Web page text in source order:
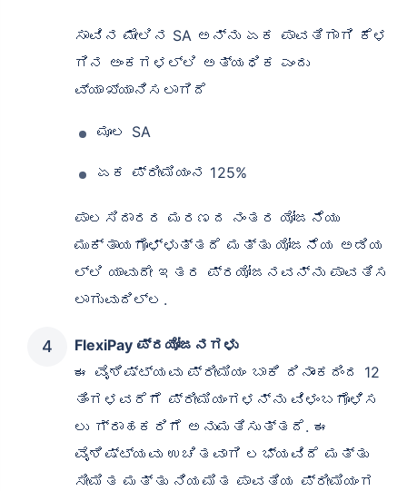
ಸಾವಿನ ಮೇಲಿನ SA ಅನ್ನು ಏಕ ಪಾವತಿಗಾಗಿ ಕೆಳ
ಗಿನ ಅಂಕಗಳಲ್ಲಿ ಅತ್ಯಧಿಕ ಎಂದು
ವ್ಯಾಖ್ಯಾನಿಸಲಾಗಿದೆ
ಮೂಲ SA
ಏಕ ಪ್ರೀಮಿಯಂನ 125%
ಪಾಲಸಿದಾರರ ಮರಣದ ನಂತರ ಯೋಜನೆಯು
ಮುಕ್ತಾಯಗೊಳ್ಳುತ್ತದೆ ಮತ್ತು ಯೋಜನೆಯ ಅಡಿಯ
ಲ್ಲಿ ಯಾವುದೇ ಇತರ ಪ್ರಯೋಜನವನ್ನು ಪಾವತಿಸ
ಲಾಗುವುದಿಲ್ಲ.
FlexiPay ಪ್ರಯೋಜನಗಳು
ಈ ವೈಶಿಷ್ಟ್ಯವು ಪ್ರೀಮಿಯಂ ಬಾಕಿ ದಿನಾಂಕದಿಂದ 12
ತಿಂಗಳವರೆಗೆ ಪ್ರೀಮಿಯಂಗಳನ್ನು ವಿಳಂಬಗೊಳಿಸ
ಲು ಗ್ರಾಹಕರಿಗೆ ಅನುಮತಿಸುತ್ತದೆ. ಈ
ವೈಶಿಷ್ಟ್ಯವು ಉಚಿತವಾಗಿ ಲಭ್ಯವಿದೆ ಮತ್ತು
ಸೀಮಿತ ಮತ್ತು ನಿಯಮಿತ ಪಾವತಿಯ ಪ್ರೀಮಿಯಂಗ